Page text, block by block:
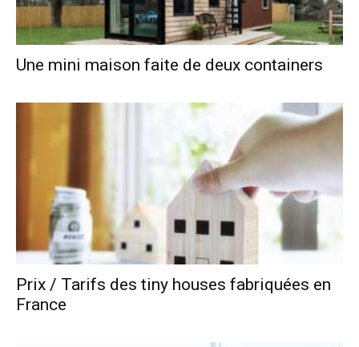
Une mini maison faite de deux containers
Prix / Tarifs des tiny houses fabriquées en
France